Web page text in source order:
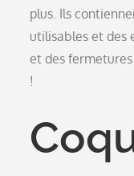
plus. Ils
utilisables et des
et des
!